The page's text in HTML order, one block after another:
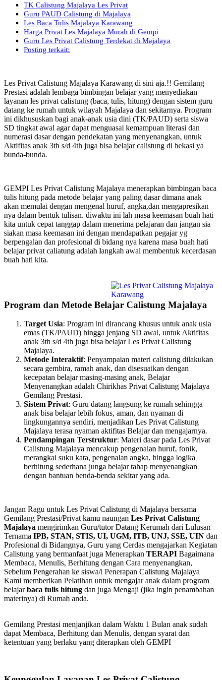
TK Calistung Majalaya Les Privat
Guru PAUD Calistung di Majalaya
Les Baca Tulis Majalaya Karawang
Harga Privat Les Majalaya Murah di Gempi
Guru Les Privat Calistung Terdekat di Majalaya
Posting terkait:
Les Privat Calistung Majalaya Karawang di sini aja.!! Gemilang
Prestasi adalah lembaga bimbingan belajar yang menyediakan
layanan les privat calistung (baca, tulis, hitung) dengan sistem guru
datang ke rumah untuk wilayah Majalaya dan sekitarnya. Program
ini dikhususkan bagi anak-anak usia dini (TK/PAUD) serta siswa
SD tingkat awal agar dapat menguasai kemampuan literasi dan
numerasi dasar dengan pendekatan yang menyenangkan, untuk
Aktifitas anak 3th s/d 4th juga bisa belajar calistung di bekasi ya
bunda-bunda.
GEMPI Les Privat Calistung Majalaya menerapkan bimbingan baca
tulis hitung pada metode belajar yang paling dasar dimana anak
akan memulai dengan mengenal huruf, angka,dan mengapresikan
nya dalam bentuk tulisan. diwaktu ini lah masa keemasan buah hati
kita untuk cepat tanggap dalam menerima pelajaran dan jangan sia
siakan masa keemasan ini dengan mendapatkan pegajar yg
berpengalan dan profesional di bidang nya karena masa buah hati
belajar privat caliatung adalah langkah awal membentuk kecerdasan
buah hati kita.
Program dan Metode Belajar Calistung Majalaya
Target Usia: Program ini dirancang khusus untuk anak usia
emas (TK/PAUD) hingga jenjang SD awal, untuk Aktifitas
anak 3th s/d 4th juga bisa belajar Les Privat Calistung
Majalaya.
Metode Interaktif: Penyampaian materi calistung dilakukan
secara gembira, ramah anak, dan disesuaikan dengan
kecepatan belajar masing-masing anak, Belajar
Menyenangkan adalah Chirikhas Privat Calistung Majalaya
Gemilang Prestasi.
Sistem Privat: Guru datang langsung ke rumah sehingga
anak bisa belajar lebih fokus, aman, dan nyaman di
lingkungannya sendiri, menjadikan Les Privat Calistung
Majalaya terasa nyaman aktifitas Belajar dan mengajarnya.
Pendampingan Terstruktur: Materi dasar pada Les Privat
Calistung Majalaya mencakup pengenalan huruf, fonik,
merangkai suku kata, pengenalan angka, hingga logika
berhitung sederhana junga belajar tahap menyenangkan
dengan bantuan benda-benda sekitar yang ada.
Jangan Ragu untuk Les Privat Calistung di Majalaya bersama
Gemilang Prestasi/Privat kamu naungan Les Privat Calistung
Majalaya mengirimkan Guru/tutor Datang Kerumah dari Lulusan
Ternama IPB, STAN, STIS, UI, UGM, ITB, UNJ, SSE, UIN dan
Profesional di Bidangnya, Guru yang Cerdas mengajarkan Kegiatan
Calistung yang bermanfaat juga Menerapkan TERAPI Bagaimana
Membaca, Menulis, Berhitung dengan Cara menyenangkan,
Sebelum Pengerahan ke siswa/i Penerapan Calistung Majalaya
Kami memberikan Pelatihan untuk mengajar anak dalam program
belajarbaca tulis hitung dan juga Mengaji (jika ingin penambahan
materinya) di Rumah anda.
Gemilang Prestasi menjanjikan dalam Waktu 1 Bulan anak sudah
dapat Membaca, Berhitung dan Menulis, dengan syarat dan
ketentuan yang berlaku yang diterapkan oleh GEMPI